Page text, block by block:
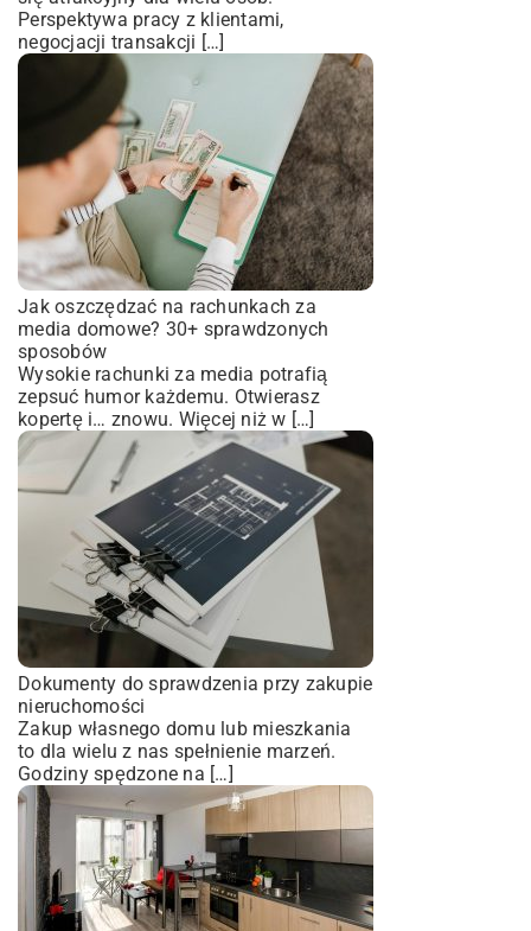
Perspektywa pracy z klientami,
negocjacji transakcji […]
Jak oszczędzać na rachunkach za
media domowe? 30+ sprawdzonych
sposobów
Wysokie rachunki za media potrafią
zepsuć humor każdemu. Otwierasz
kopertę i… znowu. Więcej niż w […]
Dokumenty do sprawdzenia przy zakupie
nieruchomości
Zakup własnego domu lub mieszkania
to dla wielu z nas spełnienie marzeń.
Godziny spędzone na […]